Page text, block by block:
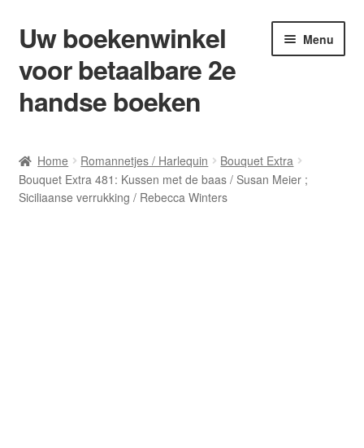
Ga
door
naar
navigatie
Ga
naar
de
inhoud
Uw boekenwinkel
voor betaalbare 2e
handse boeken
Menu
Afrekenen
Home Romannetjes / Harlequin
Bouquet Extra
Bouquet Extra 481: Kussen met de baas / Susan Meier ;
Siciliaanse verrukking / Rebecca Winters